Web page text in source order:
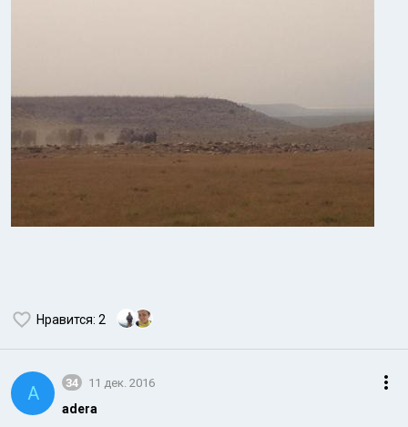
Нравится: 2
A 34 11 дек. 2016
adera